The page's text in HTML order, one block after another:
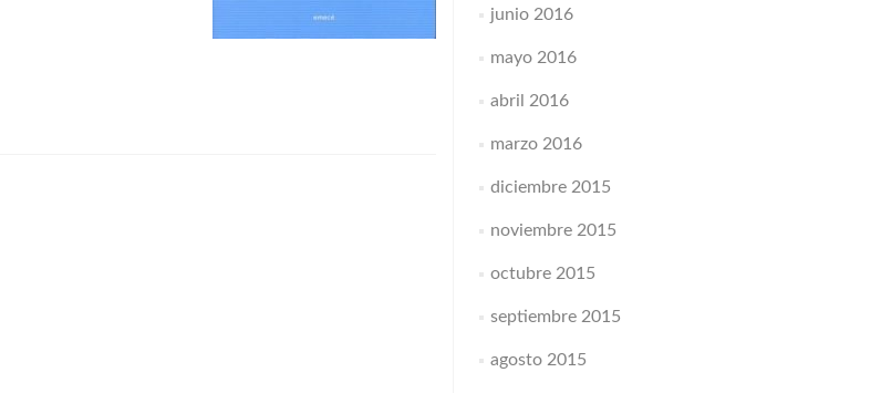
junio 2016
mayo 2016
abril 2016
marzo 2016
diciembre 2015
noviembre 2015
octubre 2015
septiembre 2015
agosto 2015